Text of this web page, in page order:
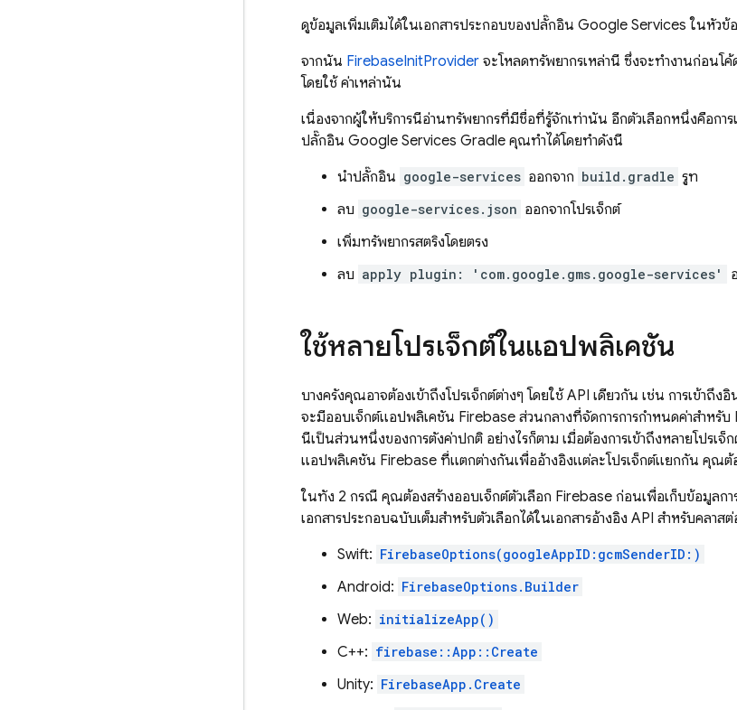
ดูข้อมูลเพิ่มเติมได้ในเอกสารประกอบของปลั๊กอิน Google Services ในหัวข้อ
จากนั้น FirebaseInitProvider จะโหลดทรัพยากรเหล่านี้ ซึ่งจะทำงานก่อน
โดยใช้ ค่าเหล่านั้น
เนื่องจากผู้ให้บริการนี้อ่านทรัพยากรที่มีชื่อที่รู้จักเท่านั้น อีกตัวเลือกหนึ่งคือกา
ปลั๊กอิน Google Services Gradle คุณทำได้โดยทำดังนี้
นำปลั๊กอิน google-services ออกจาก build.gradle รูท
ลบ google-services.json ออกจากโปรเจ็กต์
เพิ่มทรัพยากรสตริงโดยตรง
ลบ apply plugin: 'com.google.gms.google-services'
ใช้หลายโปรเจ็กต์ในแอปพลิเคชัน
บางครั้งคุณอาจต้องเข้าถึงโปรเจ็กต์ต่างๆ โดยใช้ API เดียวกัน เช่น การเข้า
จะมีออบเจ็กต์แอปพลิเคชัน Firebase ส่วนกลางที่จัดการการกำหนดค่าสำหรั
นี้เป็นส่วนหนึ่งของการตั้งค่าปกติ อย่างไรก็ตาม เมื่อต้องการเข้าถึงหลายโปร
แอปพลิเคชัน Firebase ที่แตกต่างกันเพื่ออ้างอิงแต่ละโปรเจ็กต์แยกกัน คุณ
ในทั้ง 2 กรณี คุณต้องสร้างออบเจ็กต์ตัวเลือก Firebase ก่อนเพื่อเก็บข้อมูล
เอกสารประกอบฉบับเต็มสำหรับตัวเลือกได้ในเอกสารอ้างอิง API สำหรับคลาส
Swift: FirebaseOptions(googleAppID:gcmSenderID:)
Android: FirebaseOptions.Builder
Web: initializeApp()
C++: firebase::App::Create
Unity: FirebaseApp.Create